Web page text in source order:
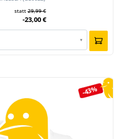
statt29,99 €
-23,00 €
▾
-43%